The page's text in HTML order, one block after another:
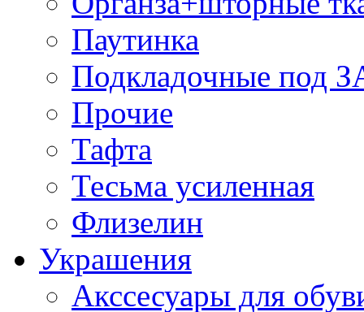
Паутинка
Подкладочные под
Прочие
Тафта
Тесьма усиленная
Флизелин
Украшения
Акссесуары для